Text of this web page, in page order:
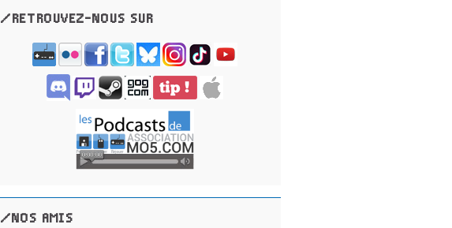
/RETROUVEZ-NOUS SUR
/NOS AMIS